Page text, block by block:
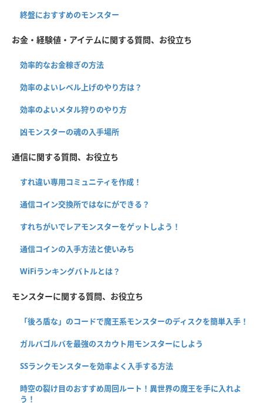
終盤におすすめのモンスター
お金・経験値・アイテムに関する質問、お役立ち
効率的なお金稼ぎの方法
効率のよいレベル上げのやり方は？
効率のよいメタル狩りのやり方
凶モンスターの魂の入手場所
通信に関する質問、お役立ち
すれ違い専用コミュニティを作成！
通信コイン交換所ではなにができる？
すれちがいでレアモンスターをゲットしよう！
通信コインの入手方法と使いみち
WiFiランキングバトルとは？
モンスターに関する質問、お役立ち
「後ろ盾な」のコードで魔王系モンスターのディスクを簡単入手！
ガルバゴルバを最強のスカウト用モンスターにしよう
SSランクモンスターを効率よく入手する方法
時空の裂け目のおすすめ周回ルート！異世界の魔王を手に入れよ
う！